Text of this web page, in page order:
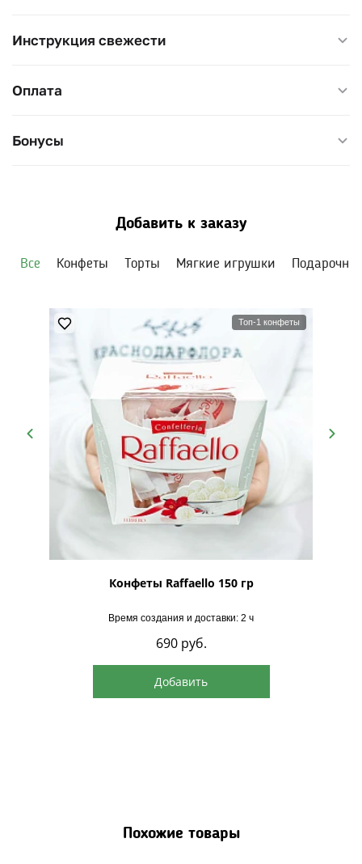
- Подарка с вау-эффектом;
оригинальность;
Высота: около 40 см
Инструкция свежести
Оплата
Бонусы
Добавить к заказу
Все Конфеты Торты Мягкие игрушки
Топ-1 конфеты
Конфеты Raffaello 150 гр
Время создания и доставки: 2 ч
690 руб.
Добавить
Похожие товары